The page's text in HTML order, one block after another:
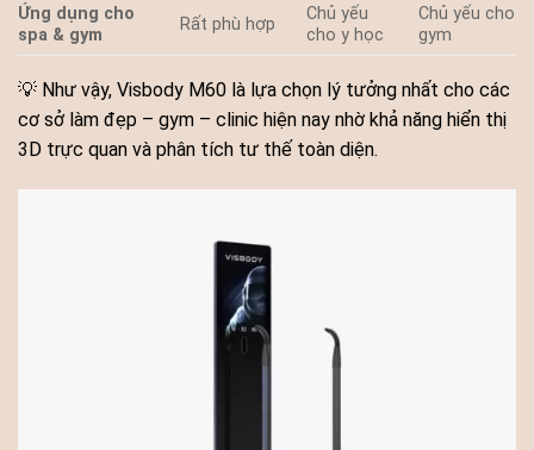
Ứng dụng cho
spa & gym
Rất phù hợp
Chủ yếu
cho y học
Chủ yếu cho
gym
💡 Như vậy, Visbody M60 là lựa chọn lý tưởng nhất cho các
cơ sở làm đẹp – gym – clinic hiện nay nhờ khả năng hiển thị
3D trực quan và phân tích tư thế toàn diện.